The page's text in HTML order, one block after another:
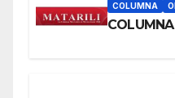
COLUMNA